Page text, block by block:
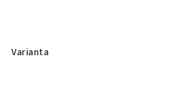
Varianta